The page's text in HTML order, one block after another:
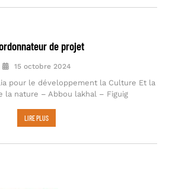
de projet
15 octobre 2024
pour le développement la Culture Et la
la nature – Abbou lakhal – Figuig
LIRE PLUS